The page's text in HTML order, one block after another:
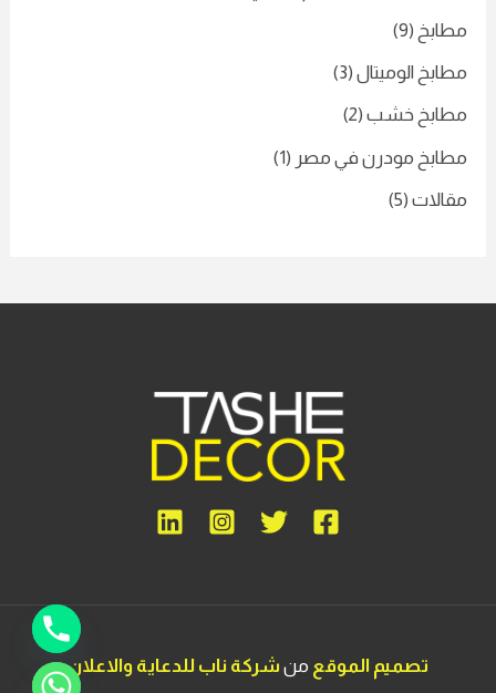
مطابخ (9)
مطابخ الوميتال (3)
مطابخ خشب (2)
مطابخ مودرن في مصر (1)
مقالات (5)
تصميم الموقع من شركة ناب للدعاية والاعلان